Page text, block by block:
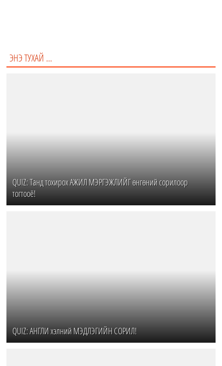
ЭНЭ ТУХАЙ ...
QUIZ: Танд тохирох АЖИЛ МЭРГЭЖЛИЙГ өнгөний сорилоор
тогтооё!
QUIZ: АНГЛИ хэлний МЭДЛЭГИЙН СОРИЛ!